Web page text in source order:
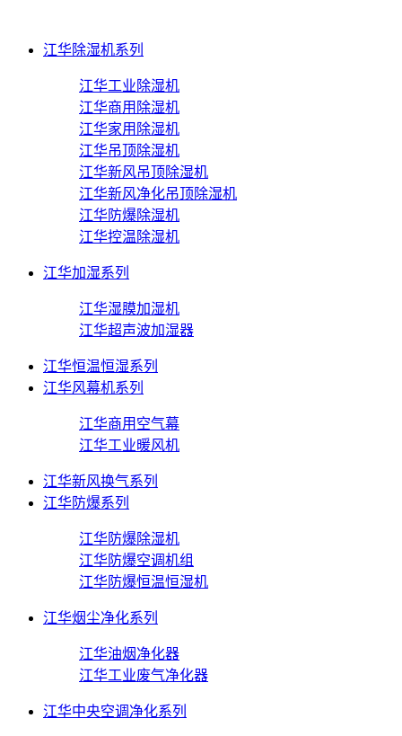
江华除湿机系列
江华工业除湿机
江华商用除湿机
江华家用除湿机
江华吊顶除湿机
江华新风吊顶除湿机
江华新风净化吊顶除湿机
江华防爆除湿机
江华控温除湿机
江华加湿系列
江华湿膜加湿机
江华超声波加湿器
江华恒温恒湿系列
江华风幕机系列
江华商用空气幕
江华工业暖风机
江华新风换气系列
江华防爆系列
江华防爆除湿机
江华防爆空调机组
江华防爆恒温恒湿机
江华烟尘净化系列
江华油烟净化器
江华工业废气净化器
江华中央空调净化系列